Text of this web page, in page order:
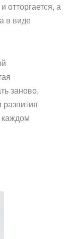
отторгается, а
в виде
заново,
развития
каждом